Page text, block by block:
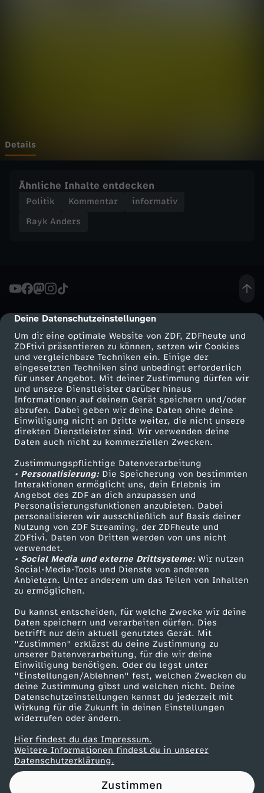
cmp-dialog-description
Deine Datenschutzeinstellungen
Um dir eine optimale Website von ZDF, ZDFheute und
ZDFtivi präsentieren zu können, setzen wir Cookies
und vergleichbare Techniken ein. Einige der
eingesetzten Techniken sind unbedingt erforderlich
für unser Angebot. Mit deiner Zustimmung dürfen wir
und unsere Dienstleister darüber hinaus
Informationen auf deinem Gerät speichern und/oder
abrufen. Dabei geben wir deine Daten ohne deine
Einwilligung nicht an Dritte weiter, die nicht unsere
direkten Dienstleister sind. Wir verwenden deine
Daten auch nicht zu kommerziellen Zwecken.
Zustimmungspflichtige Datenverarbeitung
• Personalisierung:Die Speicherung von bestimmten
Interaktionen ermöglicht uns, dein Erlebnis im
Angebot des ZDF an dich anzupassen und
Personalisierungsfunktionen anzubieten. Dabei
personalisieren wir ausschließlich auf Basis deiner
Nutzung von ZDF Streaming, der ZDFheute und
ZDFtivi. Daten von Dritten werden von uns nicht
verwendet.
• Social Media und externe Drittsysteme:Wir nutzen
Social-Media-Tools und Dienste von anderen
Anbietern. Unter anderem um das Teilen von Inhalten
zu ermöglichen.
Du kannst entscheiden, für welche Zwecke wir deine
Daten speichern und verarbeiten dürfen. Dies
betrifft nur dein aktuell genutztes Gerät. Mit
"Zustimmen" erklärst du deine Zustimmung zu
unserer Datenverarbeitung, für die wir deine
Einwilligung benötigen. Oder du legst unter
"Einstellungen/Ablehnen" fest, welchen Zwecken du
deine Zustimmung gibst und welchen nicht. Deine
Datenschutzeinstellungen kannst du jederzeit mit
Wirkung für die Zukunft in deinen Einstellungen
widerrufen oder ändern.
Hier findest du das Impressum.
Weitere Informationen findest du in unserer
Datenschutzerklärung.
Zustimmen
a
g
t
e
i
g
e
n
t
l
i
c
h
i
n
T
u
r
k
m
Details
Ähnliche Inhalte entdecken
Politik Kommentar
informativ
Rayk Anders
Mehr ZDF
ZDF-Apps
Smart TV
ZDFtext
Livestreams
Sendungen A-Z
TV-Programm
Service
ZDFmitreden
Kontakt zum ZDF
Tickets
Zuschauerservice
Hilfe
ZDF Unternehmen
Karriere
ZDF goes Schule
Werbefernsehen
Mainzelmännchen
Partner